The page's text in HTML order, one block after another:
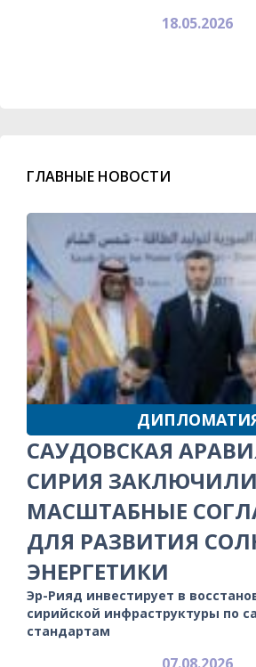
18.05.2026
ГЛАВНЫЕ НОВОСТИ
САУДОВСКАЯ
СИРИЯ ЗАКЛЮЧИЛИ
МАСШТАБНЫЕ
ДЛЯ РАЗВИТИЯ
ЭНЕРГЕТИКИ
Эр-Рияд инвестирует в
сирийской инфраструктуры по
стандартам